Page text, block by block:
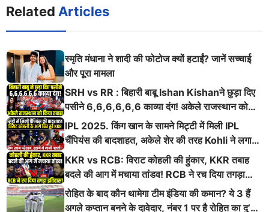
Related Articles
स्मृति मंधाना ने शादी की फोटोज क्यों हटाईं? जानें सच्चाई
और पूरा मामला
SRH vs RR : बिहारी बाबू Ishan Kishanने छुड़ा दिए
पसीने 6,6,6,6,6,6 काव्या दंग! अकेले राजस्थान को
किया तबाह!
IPL 2025. किंग खान के सामने मिट्टी में मिली IPL
चैंपियंस की बादशाहत, अकेले शेर की तरह Kohli ने लगाई
ऐसी दहाड़
KKR vs RCB: विराट कोहली की हुंकार, KKR तबाह
बदले की आग में मचाया तांडव! RCB ने रच दिया तगड़ा
इतिहास
रोहित के बाद कौन थामेगा टीम इंडिया की कमान? ये 3 हैं
अगले कप्तान बनने के दावेदार, नंबर 1 पर है रोहित का दु’